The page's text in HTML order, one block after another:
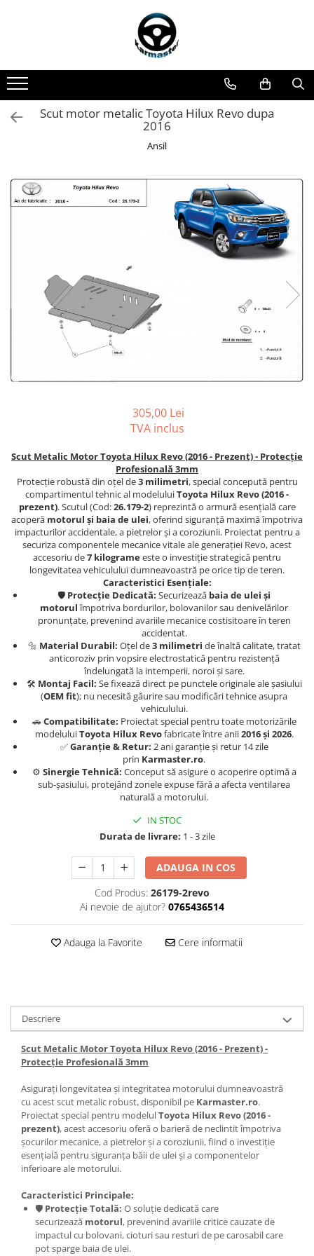
Accesorii carlige de remorcare
Accesorii cutii portbagaj
Accesorii remorci
Saboti frana remorci
Carlige Audi
Carlige Bmw
Carlige BYD
Carlige Cadillac
Carlige Dacia
Carlige Dodge
Carlige Dongfeng
Carlige DR
Carlige DS
Carlige Fiat
Carlige Ford
Carlige Honda
Carlige Hyundai
Carlige Infiniti
Carlige Iveco
Carlige Jaecoo 5
Carlige Kia EV4
Carlige Kia PV5
Carlige MAN
Carlige Mercedes
Carlige MG
Carlige Mini
Carlige Mitsubishi
Carlige Nissan
Carlige Omoda
Carlige Opel
Carlige Peugeot
Carlige Plymouth
Scut motor metalic Toyota Hilux Revo dupa
2016
Ansil
305,00 Lei
TVA inclus
Scut Metalic Motor Toyota Hilux Revo (2016 - Prezent) - Protecție
Profesională 3mm
Protecție robustă din oțel de3 milimetri, special concepută pentru
compartimentul tehnic al modeluluiToyota Hilux Revo (2016 -
prezent). Scutul (Cod:26.179-2) reprezintă o armură esențială care
acoperă motorul și baia de ulei, oferind siguranță maximă împotriva
impacturilor accidentale, a pietrelor și a coroziunii. Proiectat pentru a
securiza componentele mecanice vitale ale generației Revo, acest
accesoriu de7 kilogrameeste o investiție strategică pentru
longevitatea vehiculului dumneavoastră pe orice tip de teren.
Caracteristici Esențiale:
🛡️ Protecție Dedicată: Securizează baia de ulei și
motorulîmpotriva bordurilor, bolovanilor sau denivelărilor
pronunțate, prevenind avariile mecanice costisitoare în teren
accidentat.
🔩 Material Durabil: Oțel de3 milimetri de înaltă calitate, tratat
anticoroziv prin vopsire electrostatică pentru rezistență
îndelungată la intemperii, noroi și sare.
🛠️ Montaj Facil: Se fixează direct pe punctele originale ale șasiului
(OEM fit); nu necesită găurire sau modificări tehnice asupra
vehiculului.
🚗Compatibilitate: Proiectat special pentru toate motorizările
modeluluiToyota Hilux Revofabricate între anii2016 și 2026.
✅Garanție & Retur: 2 ani garanție și retur 14 zile
prin Karmaster.ro.
⚙️ Sinergie Tehnică: Conceput să asigure o acoperire optimă a
sub-șasiului, protejând zonele expuse fără a afecta ventilarea
naturală a motorului.
IN STOC
Durata de livrare: 1 - 3 zile
ADAUGA IN COS
Cod Produs: 26179-2revo
Ai nevoie de ajutor? 0765436514
Adauga la Favorite Cere informatii
Descriere
Scut Metalic Motor Toyota Hilux Revo (2016 - Prezent) -
Protecție Profesională 3mm
Asigurați longevitatea și integritatea motorului dumneavoastră
cu acest scut metalic robust, disponibil pe Karmaster.ro.
Proiectat special pentru modelulToyota Hilux Revo (2016 -
prezent), acest accesoriu oferă o barieră de neclintit împotriva
șocurilor mecanice, a pietrelor și a coroziunii, fiind o investiție
esențială pentru siguranța băii de ulei și a componentelor
inferioare ale motorului.
Caracteristici Principale:
🛡️ Protecție Totală: O soluție dedicată care
securizează motorul, prevenind avariile critice cauzate de
impactul cu bolovani, cioturi sau resturi de pe carosabil care
pot sparge baia de ulei.